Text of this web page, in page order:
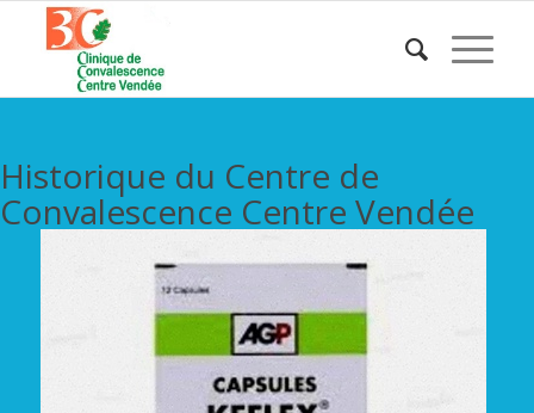
Historique du Centre de
Convalescence Centre Vendée